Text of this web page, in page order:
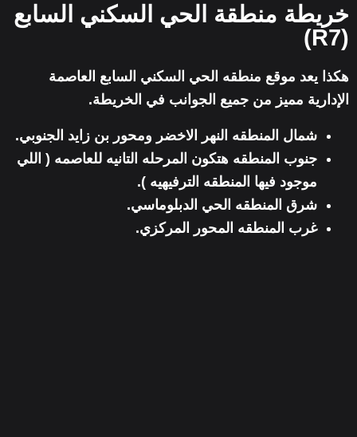
خريطة منطقة الحي السكني السابع
(R7)
هكذا يعد موقع منطقه الحي السكني السابع العاصمة
الإدارية مميز من جميع الجوانب في الخريطة.
شمال المنطقه النهر الاخضر ومحور بن زايد الجنوبي.
جنوب المنطقه هتكون المرحله التانيه للعاصمه ( اللي
موجود فيها المنطقه الترفيهيه ).
شرق المنطقه الحي الدبلوماسي.
غرب المنطقه المحور المركزي.